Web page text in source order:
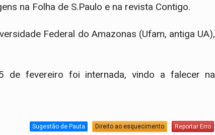
na Folha de S.Paulo e na revista Contigo.
Federal do Amazonas (Ufam, antiga UA),
de fevereiro foi internada, vindo a falecer na
Sugestão de Pauta Direito ao esquecimento Reportar Erro